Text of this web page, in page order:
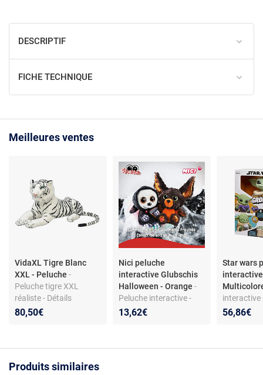
DESCRIPTIF
FICHE TECHNIQUE
Meilleures ventes
VidaXL Tigre Blanc
XXL - Peluche -
Peluche tigre XXL
réaliste - Détails
soignés - 146 x 40 cm -
80,50€
Nici peluche
interactive Glubschis
Halloween - Orange-
Peluche interactive -
collection Glubschis -
13,62€
Star wars
interactive
textile -
56,86€
Produits similaires